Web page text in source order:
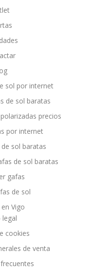
sol por internet
de sol baratas
precios
por internet
sol baratas
de sol baratas
gafas
de sol
Vigo
legal
cookies
de venta